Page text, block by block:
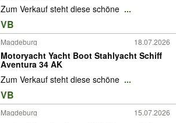
Zum Verkauf steht diese schöne ...
VB
Magdeburg 18.07.2026
Motoryacht Yacht Boot Stahlyacht Schiff
Aventura 34 AK
Zum Verkauf steht diese schöne ...
VB
Magdeburg 15.07.2026